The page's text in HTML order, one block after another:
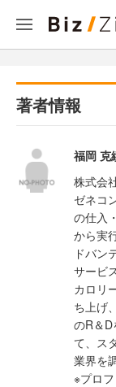
著者情報
福岡 克
株式会
ゼネコ
の仕入
から実
ドバン
サービ
カロリ
ち上げ
のR＆
て、ス
業界を
※プロ